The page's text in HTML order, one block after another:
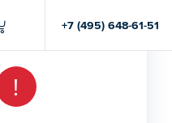
+7 (495) 648-61-51
!